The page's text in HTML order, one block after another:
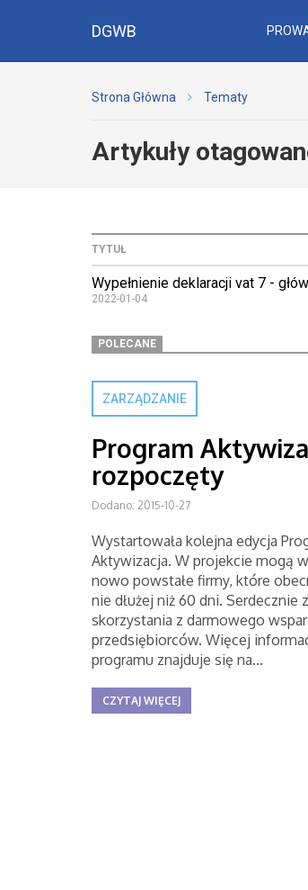
DGWB
Strona Główna Tematy
Artykuły
TYTUŁ
Wypełnienie deklaracji vat 7 -
2022-01-04
POLECANE
ZARZĄDZANIE
Program
rozpoczęty
Dodano: 2015-10-27
Wystartowała kolejna edycja
Aktywizacja. W projekcie mogą
nowo powstałe firmy, które
nie dłużej niż 60 dni. Serdecznie
skorzystania z darmowego
przedsiębiorców. Więcej
programu znajduje się na...
CZYTAJ WIĘCEJ